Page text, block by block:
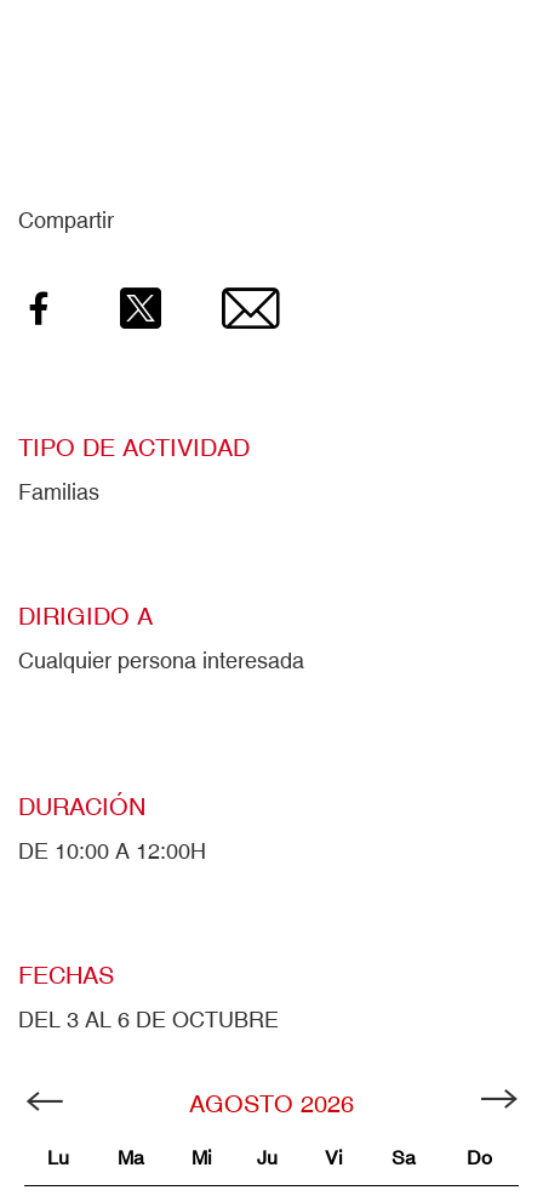
Compartir
Facebook Email
TIPO DE ACTIVIDAD
Familias
DIRIGIDO A
Cualquier persona interesada
DURACIÓN
DE 10:00 A 12:00H
FECHAS
DEL 3 AL 6 DE OCTUBRE
AGOSTO 2026
Lu Ma Mi Ju Vi Sa Do